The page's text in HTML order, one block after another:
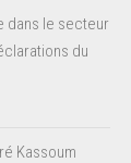
dans le secteur
du
Kassoum